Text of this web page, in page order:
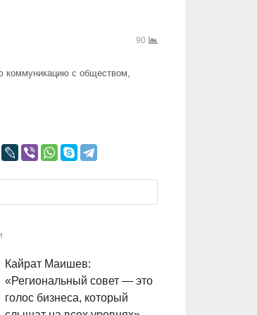
90
коммуникацию с обществом,
Кайрат Маишев:
«Региональный совет — это
голос бизнеса, который